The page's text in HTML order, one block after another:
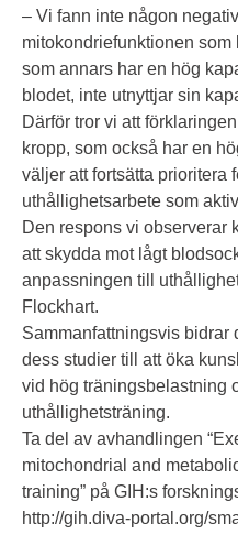
– Vi fann inte någon
mitokondriefunktionen som
som annars har en hög
blodet, inte utnyttjar sin
Därför tror vi att
kropp, som också har en
väljer att fortsätta prioritera
uthållighetsarbete som
Den respons vi observerar
att skydda mot lågt
anpassningen till
Flockhart.
Sammanfattningsvis bidrar
dess studier till att öka
vid hög träningsbelastning
uthållighetsträning.
Ta del av avhandlingen
mitochondrial and
training” på GIH:s
http://gih.diva-portal.org/